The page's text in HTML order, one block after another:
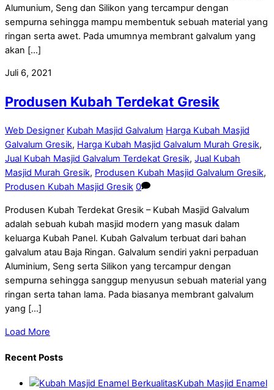
Alumunium, Seng dan Silikon yang tercampur dengan
sempurna sehingga mampu membentuk sebuah material yang
ringan serta awet. Pada umumnya membrant galvalum yang
akan […]
Juli 6, 2021
Produsen Kubah Terdekat Gresik
Web Designer Kubah Masjid Galvalum Harga Kubah Masjid
Galvalum Gresik, Harga Kubah Masjid Galvalum Murah Gresik,
Jual Kubah Masjid Galvalum Terdekat Gresik, Jual Kubah
Masjid Murah Gresik, Produsen Kubah Masjid Galvalum Gresik,
Produsen Kubah Masjid Gresik 0
Produsen Kubah Terdekat Gresik – Kubah Masjid Galvalum
adalah sebuah kubah masjid modern yang masuk dalam
keluarga Kubah Panel. Kubah Galvalum terbuat dari bahan
galvalum atau Baja Ringan. Galvalum sendiri yakni perpaduan
Aluminium, Seng serta Silikon yang tercampur dengan
sempurna sehingga sanggup menyusun sebuah material yang
ringan serta tahan lama. Pada biasanya membrant galvalum
yang […]
Load More
Recent Posts
Kubah Masjid Enamel